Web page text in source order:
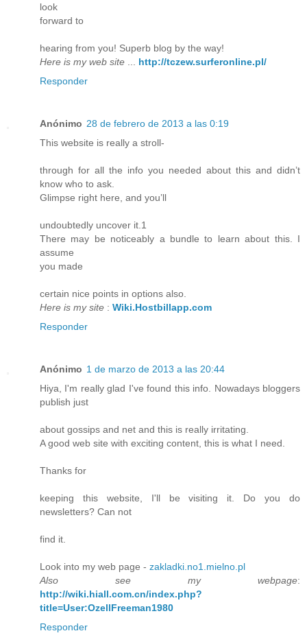
look
forward to
hearing from you! Superb blog by the way!
Here is my web site
http://tczew.surferonline.pl/
Responder
Anónimo 28 de febrero de 2013 a las 0:19
This website is really a stroll-
through for all the info you needed about this and didn’t
know who to ask.
Glimpse right here, and you’ll
undoubtedly uncover it.1
There may be noticeably a bundle to learn about this. I
assume
you made
certain nice points in options also.
Here is my site : Wiki.Hostbillapp.com
Responder
Anónimo 1 de marzo de 2013 a las 20:44
Hiya, I'm really glad I've found this info. Nowadays bloggers
publish just
about gossips and net and this is really irritating.
A good web site with exciting content, this is what I need.
Thanks for
keeping this website, I'll be visiting it. Do you do
newsletters? Can not
find it.
Look into my web page - zakladki.no1.mielno.pl
Also see my webpage:
http://wiki.hiall.com.cn/index.php?
title=User:OzellFreeman1980
Responder